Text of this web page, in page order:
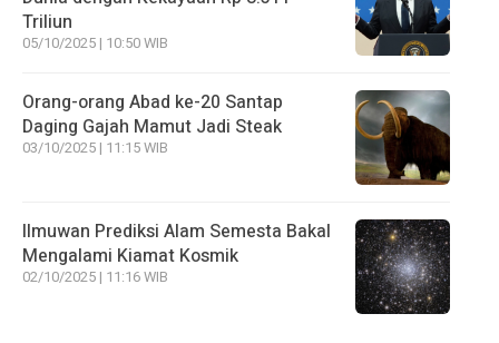
Triliun
05/10/2025 | 10:50 WIB
Orang-orang Abad ke-20 Santap
Daging Gajah Mamut Jadi Steak
03/10/2025 | 11:15 WIB
Ilmuwan Prediksi Alam Semesta Bakal
Mengalami Kiamat Kosmik
02/10/2025 | 11:16 WIB